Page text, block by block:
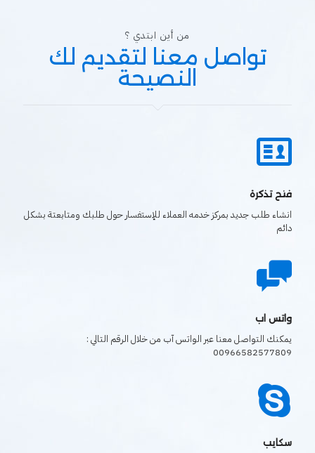
من أين ابتدي ؟
تواصل معنا لتقديم لك
النصيحة
فتح تذكرة
انشاء طلب جديد بمركز خدمه العملاء للإستفسار حول طلبك ومتابعتة بشكل
دائم
واتس اب
يمكنك التواصل معنا عبر الواتس آب من خلال الرقم التالي :
00966582577809
سكايب